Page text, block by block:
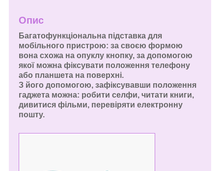
Опис
Багатофункціональна підставка для
мобільного пристрою: за своєю формою
вона схожа на опуклу кнопку, за допомогою
якої можна фіксувати положення телефону
або планшета на поверхні.
З його допомогою, зафіксувавши положення
гаджета можна: робити селфи, читати книги,
дивитися фільми, перевіряти електронну
пошту.